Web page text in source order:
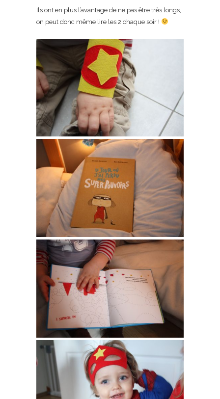
Ils ont en plus l’avantage de ne pas être très longs,
on peut donc même lire les 2 chaque soir !